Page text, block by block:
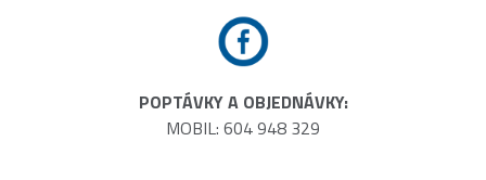
POPTÁVKY A OBJEDNÁVKY:
MOBIL: 604 948 329